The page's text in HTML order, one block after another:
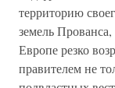
территорию
земель
Европе резко
правителем не